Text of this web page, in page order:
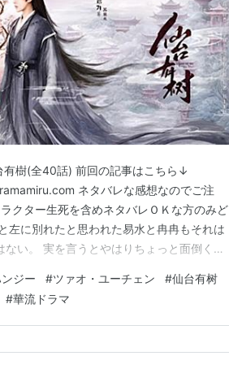
有樹(全40話) 前回の記事はこちら↓
ネタバレな感想なのでご注
クター生死を含めネタバレＯＫな方のみど
左に別れたと思われた易水と冉冉もそれは
い。 実を言うとやはりちょっと面倒くさ
手の展開が多くて、1回なら仕方ないと思
ジー #ツァオ・ユーチェン #仙台有树
#華流ドラマ